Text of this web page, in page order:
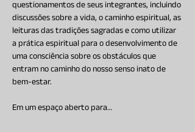
questionamentos de seus integrantes, incluindo
discussões sobre a vida, o caminho espiritual, as
leituras das tradições sagradas e como utilizar
a prática espiritual para o desenvolvimento de
uma consciência sobre os obstáculos que
entram no caminho do nosso senso inato de
bem-estar.
Em um espaço aberto para…